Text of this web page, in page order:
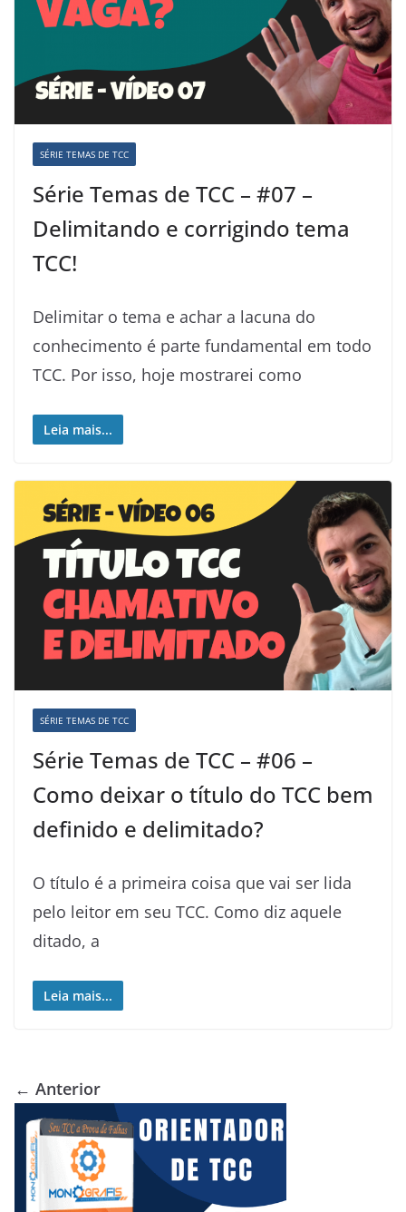
SÉRIE TEMAS DE TCC
Série Temas de TCC – #07 –
Delimitando e corrigindo tema
TCC!
Delimitar o tema e achar a lacuna do
conhecimento é parte fundamental em todo
TCC. Por isso, hoje mostrarei como
Leia mais...
SÉRIE TEMAS DE TCC
Série Temas de TCC – #06 –
Como deixar o título do TCC bem
definido e delimitado?
O título é a primeira coisa que vai ser lida
pelo leitor em seu TCC. Como diz aquele
ditado, a
Leia mais...
← Anterior